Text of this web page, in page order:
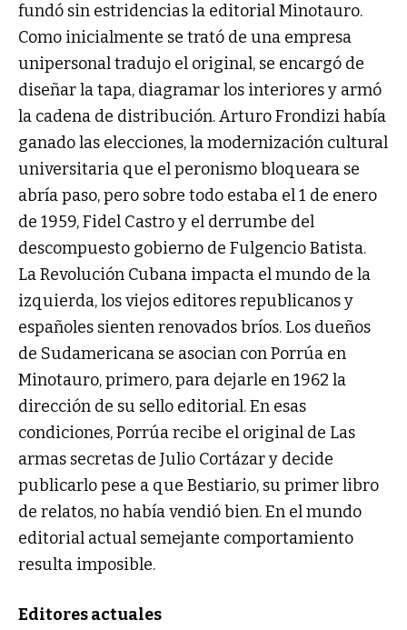
fundó sin estridencias la editorial Minotauro.
Como inicialmente se trató de una empresa
unipersonal tradujo el original, se encargó de
diseñar la tapa, diagramar los interiores y armó
la cadena de distribución. Arturo Frondizi había
ganado las elecciones, la modernización cultural
universitaria que el peronismo bloqueara se
abría paso, pero sobre todo estaba el 1 de enero
de 1959, Fidel Castro y el derrumbe del
descompuesto gobierno de Fulgencio Batista.
La Revolución Cubana impacta el mundo de la
izquierda, los viejos editores republicanos y
españoles sienten renovados bríos. Los dueños
de Sudamericana se asocian con Porrúa en
Minotauro, primero, para dejarle en 1962 la
dirección de su sello editorial. En esas
condiciones, Porrúa recibe el original de Las
armas secretas de Julio Cortázar y decide
publicarlo pese a que Bestiario, su primer libro
de relatos, no había vendió bien. En el mundo
editorial actual semejante comportamiento
resulta imposible.
Editores actuales